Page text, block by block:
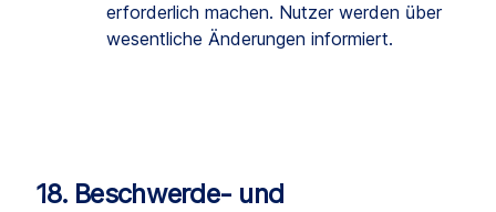
erforderlich machen. Nutzer werden über
wesentliche Änderungen informiert.
18. Beschwerde- und